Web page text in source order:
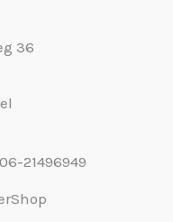
36
21496949